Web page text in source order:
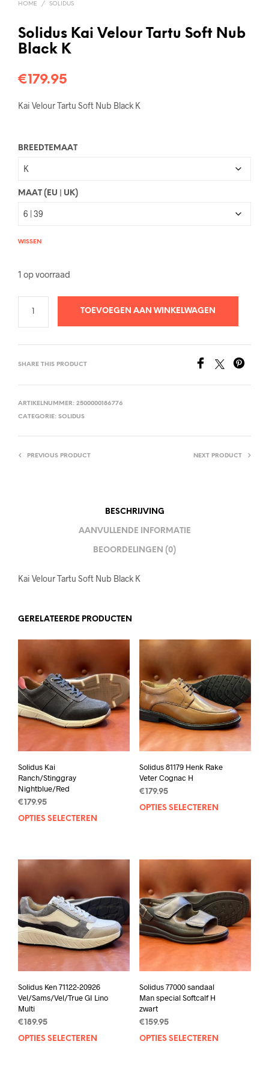
HOME / SOLIDUS
Solidus Kai Velour Tartu Soft Nub
Black K
€179.95
Kai Velour Tartu Soft Nub Black K
BREEDTEMAAT
MAAT (EU | UK)
WISSEN
1 op voorraad
TOEVOEGEN AAN WINKELWAGEN
SHARE THIS PRODUCT
ARTIKELNUMMER: 2500000186776
CATEGORIE: SOLIDUS
PREVIOUS PRODUCT NEXT PRODUCT
BESCHRIJVING
AANVULLENDE INFORMATIE
BEOORDELINGEN (0)
Kai Velour Tartu Soft Nub Black K
GERELATEERDE PRODUCTEN
Solidus Kai
Ranch/Stinggray
Nightblue/Red
€ 179.95
OPTIES SELECTEREN
meerdere
variaties.
Deze
optie
kan
gekozen
worden
op
productpagina
Solidus 81179 Henk Rake
Veter Cognac H
€ 179.95
OPTIES SELECTEREN
kan
Solidus Ken 71122-20926
Vel/Sams/Vel/True GI Lino
Multi
€ 189.95
OPTIES SELECTEREN
Dit
Solidus 77000 sandaal
Man special Softcalf H
zwart
€ 159.95
OPTIES SELECTEREN